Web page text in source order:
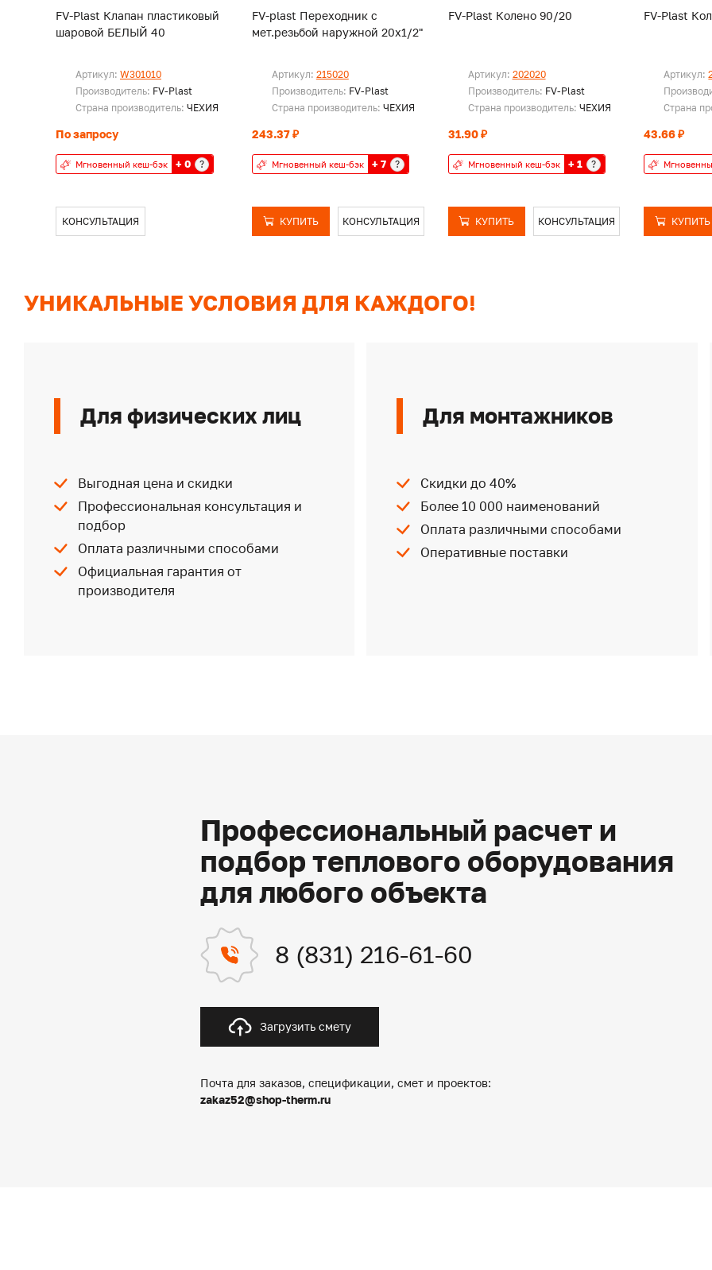
FV-Plast Клапан пластиковый
шаровой БЕЛЫЙ 40
Артикул: W301010
Производитель: FV-Plast
Страна производитель: ЧЕХИЯ
По запросу
Мгновенный кеш-бэк + 0 ?
КОНСУЛЬТАЦИЯ
FV-plast Переходник с
мет.резьбой наружной 20х1/2"
Артикул: 215020
Производитель: FV-Plast
Страна производитель: ЧЕХИЯ
243.37 ₽
Мгновенный кеш-бэк + 7 ?
КУПИТЬ КОНСУЛЬТАЦИЯ
FV-Plast Колено 90/20
Артикул: 202020
Производитель: FV-Plast
Страна производитель: ЧЕХИЯ
31.90 ₽
Мгновенный кеш-бэк + 1 ?
КУПИТЬ КОНСУЛЬТАЦИЯ
FV-Plast
Артикул:
Страна
43.66 ₽
КУПИТЬ
УНИКАЛЬНЫЕ УСЛОВИЯ ДЛЯ КАЖДОГО!
Для физических лиц
Выгодная цена и скидки
Профессиональная консультация и
подбор
Оплата различными способами
Официальная гарантия от
производителя
Для монтажников
Скидки до 40%
Более 10 000 наименований
Оплата различными способами
Оперативные поставки
Профессиональный расчет и
подбор теплового оборудования
для любого объекта
8 (831) 216-61-60
Загрузить смету
Почта для заказов, спецификации, смет и проектов:
zakaz52@shop-therm.ru